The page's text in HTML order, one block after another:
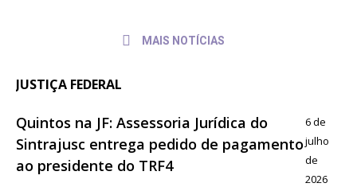
MAIS NOTÍCIAS
JUSTIÇA FEDERAL
Quintos na JF: Assessoria Jurídica do
Sintrajusc entrega pedido de pagamento
ao presidente do TRF4
6 de
julho
de
2026